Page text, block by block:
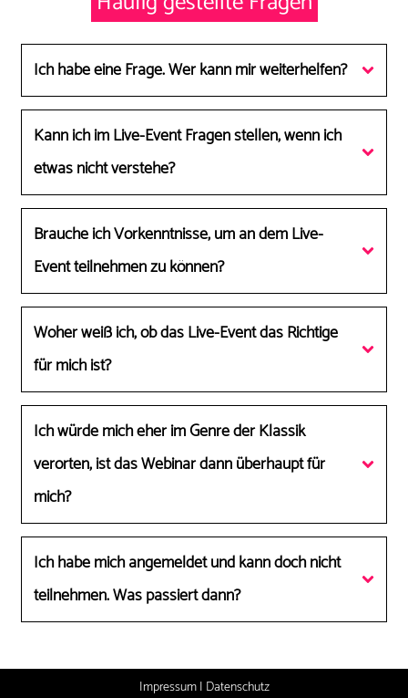
Ich habe eine Frage. Wer kann mir weiterhelfen?
Kann ich im Live-Event Fragen stellen, wenn ich
etwas nicht verstehe?
Brauche ich Vorkenntnisse, um an dem Live-
Event teilnehmen zu können?
Woher weiß ich, ob das Live-Event das Richtige
für mich ist?
Ich würde mich eher im Genre der Klassik
verorten, ist das Webinar dann überhaupt für
mich?
Ich habe mich angemeldet und kann doch nicht
teilnehmen. Was passiert dann?
Impressum| Datenschutz